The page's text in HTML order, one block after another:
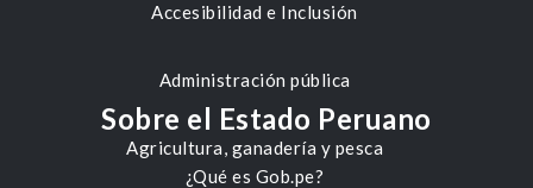
Accesibilidad e Inclusión
Administración pública
Agricultura, ganadería y pesca
Sobre el Estado Peruano
¿Qué es Gob.pe?